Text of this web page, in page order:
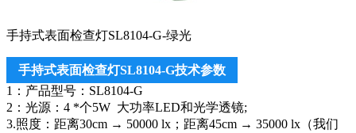
手持式表面检查灯SL8104-G-绿光
手持式表面检查灯SL8104-G技术参数
1：产品型号：SL8104-G
2：光源：4 *个5W 大功率LED和光学透镜;
3.照度：距离30cm → 50000 lx；距离45cm → 35000 lx（我们